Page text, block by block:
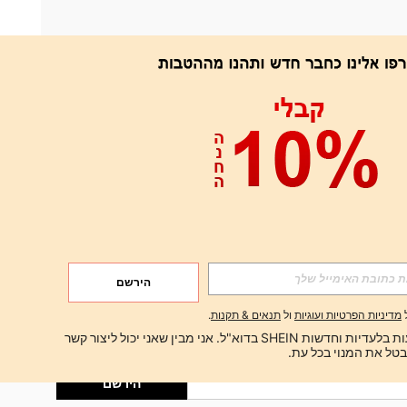
אפליקציה
הירשם
הירשם
הירשם
הירשם
מדיניות הפרטיות ועוגיות ול תנאים & תקנות.
ברצוני לקבל הצעות בלעדיות וחדשות SHEIN בדוא"ל. אני מבין שאני יכול ליצור קשר